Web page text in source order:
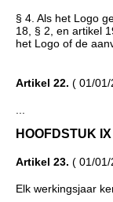
§ 4. Als het Logo
18, § 2, en artikel
het Logo of de
Artikel 22. ( 01/
HOOFDSTUK
Artikel 23. ( 01/
Elk werkingsjaar